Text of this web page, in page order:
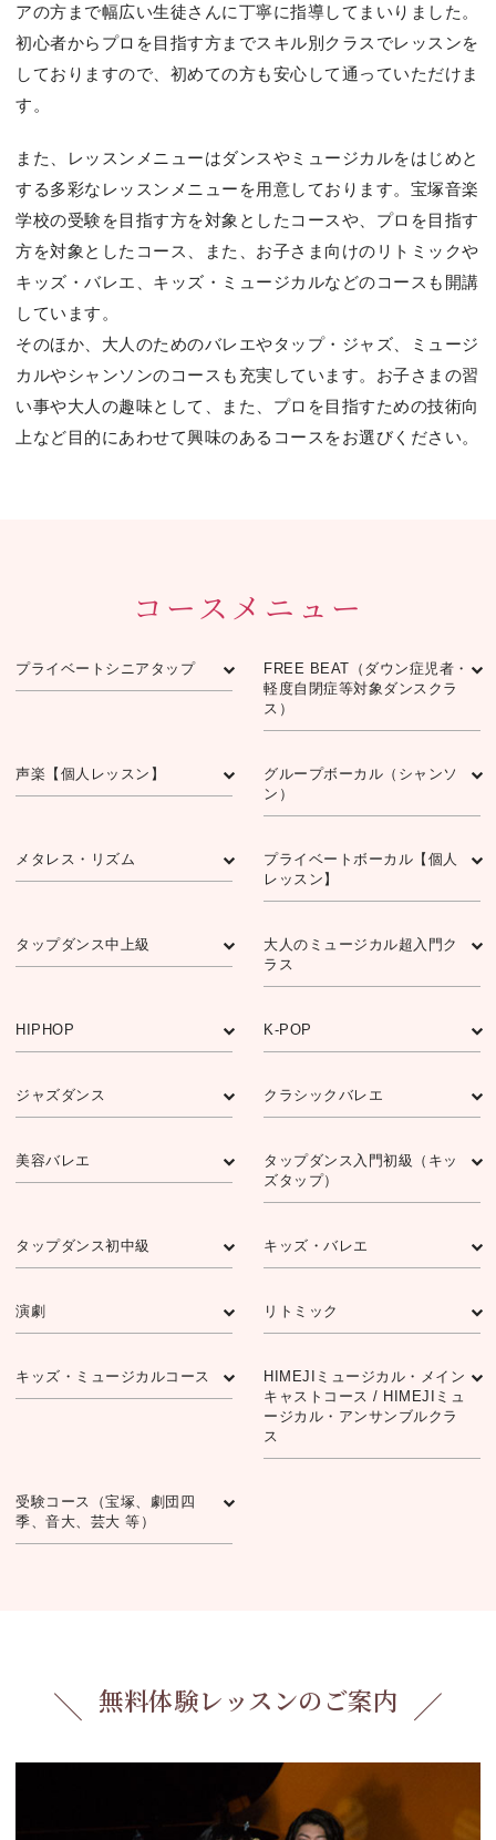
アの⽅まで幅広い⽣徒さんに丁寧に指導してまいりました。
初⼼者からプロを⽬指す⽅までスキル別クラスでレッスンを
しておりますので、初めての⽅も安⼼して通っていただけま
す。
また、レッスンメニューはダンスやミュージカルをはじめと
する多彩なレッスンメニューを⽤意しております。宝塚⾳楽
学校の受験を⽬指す⽅を対象としたコースや、プロを⽬指す
⽅を対象としたコース、また、お⼦さま向けのリトミックや
キッズ・バレエ、キッズ・ミュージカルなどのコースも開講
しています。
そのほか、⼤⼈のためのバレエやタップ・ジャズ、ミュージ
カルやシャンソンのコースも充実しています。お⼦さまの習
い事や⼤⼈の趣味として、また、プロを⽬指すための技術向
上など⽬的にあわせて興味のあるコースをお選びください。
コースメニュー
プライベートシニアタップ
FREE BEAT（ダウン症児者・
軽度⾃閉症等対象ダンスクラ
ス）
声楽【個⼈レッスン】
グループボーカル（シャンソ
ン）
メタレス・リズム
プライベートボーカル【個人
レッスン】
タップダンス中上級
⼤⼈のミュージカル超⼊⾨ク
ラス
HIPHOP K-POP
ジャズダンス クラシックバレエ
美容バレエ
タップダンス入門初級（キッ
ズタップ）
タップダンス初中級 キッズ・バレエ
演劇 リトミック
キッズ・ミュージカルコース
HIMEJIミュージカル・メイン
キャストコース / HIMEJIミュ
ージカル・アンサンブルクラ
ス
受験コース（宝塚、劇団四
季、⾳⼤、芸⼤ 等）
＼ 無料体験レッスンのご案内 ／